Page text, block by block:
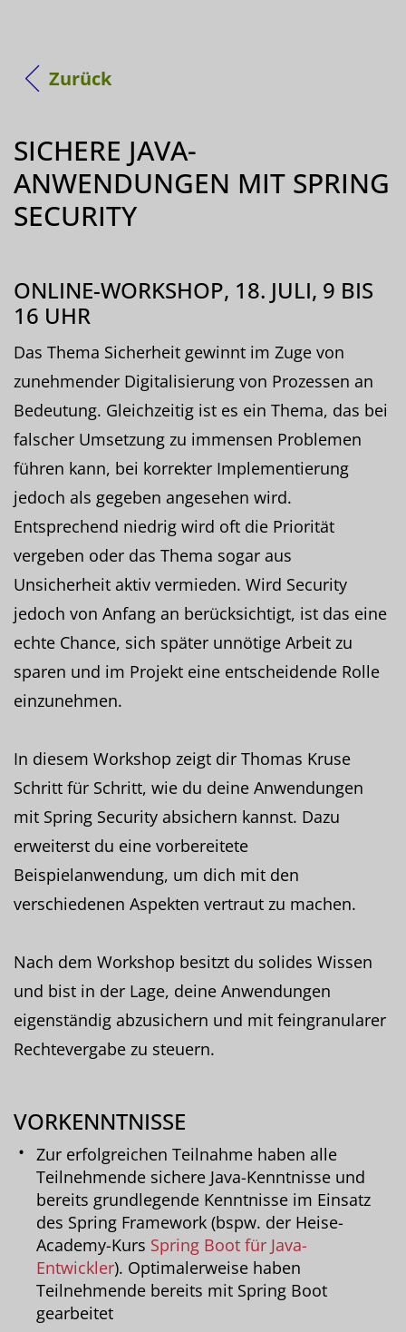
Zurück
SICHERE JAVA-
ANWENDUNGEN MIT SPRING
SECURITY
ONLINE-WORKSHOP, 18. JULI, 9 BIS
16 UHR
Das Thema Sicherheit gewinnt im Zuge von
zunehmender Digitalisierung von Prozessen an
Bedeutung. Gleichzeitig ist es ein Thema, das bei
falscher Umsetzung zu immensen Problemen
führen kann, bei korrekter Implementierung
jedoch als gegeben angesehen wird.
Entsprechend niedrig wird oft die Priorität
vergeben oder das Thema sogar aus
Unsicherheit aktiv vermieden. Wird Security
jedoch von Anfang an berücksichtigt, ist das eine
echte Chance, sich später unnötige Arbeit zu
sparen und im Projekt eine entscheidende Rolle
einzunehmen.
In diesem Workshop zeigt dir Thomas Kruse
Schritt für Schritt, wie du deine Anwendungen
mit Spring Security absichern kannst. Dazu
erweiterst du eine vorbereitete
Beispielanwendung, um dich mit den
verschiedenen Aspekten vertraut zu machen.
Nach dem Workshop besitzt du solides Wissen
und bist in der Lage, deine Anwendungen
eigenständig abzusichern und mit feingranularer
Rechtevergabe zu steuern.
VORKENNTNISSE
Zur erfolgreichen Teilnahme haben alle
Teilnehmende sichere Java-Kenntnisse und
bereits grundlegende Kenntnisse im Einsatz
des Spring Framework (bspw. der Heise-
Academy-Kurs Spring Boot für Java-
Entwickler). Optimalerweise haben
Teilnehmende bereits mit Spring Boot
gearbeitet